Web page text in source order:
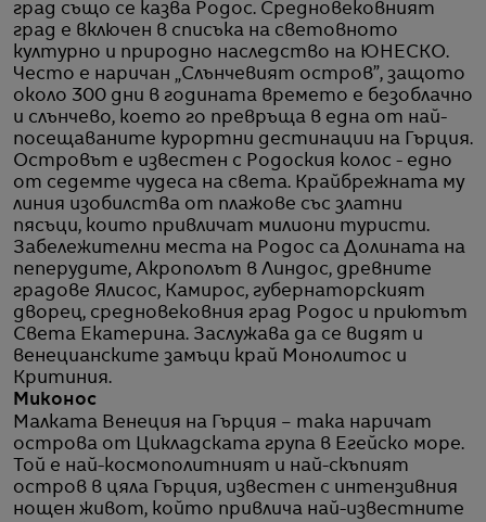
град също се казва Родос. Средновековният
град е включен в списъка на световното
културно и природно наследство на ЮНЕСКО.
Често е наричан „Слънчевият остров”, защото
около 300 дни в годината времето е безоблачно
и слънчево, което го превръща в една от най-
посещаваните курортни дестинации на Гърция.
Островът е известен с Родоския колос - едно
от седемте чудеса на света. Крайбрежната му
линия изобилства от плажове със златни
пясъци, които привличат милиони туристи.
Забележителни места на Родос са Долината на
пеперудите, Акрополът в Линдос, древните
градове Ялисос, Камирос, губернаторският
дворец, средновековния град Родос и приютът
Света Екатерина. Заслужава да се видят и
венецианските замъци край Монолитос и
Критиния.
Миконос
Малката Венеция на Гърция – така наричат
острова от Цикладската група в Егейско море.
Той е най-космополитният и най-скъпият
остров в цяла Гърция, известен с интензивния
нощен живот, който привлича най-известните